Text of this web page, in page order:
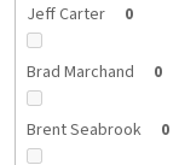
Jeff Carter 0
Brad Marchand 0
Brent Seabrook 0